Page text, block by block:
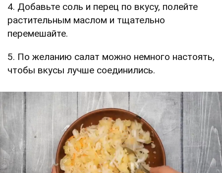
4. Добавьте соль и перец по вкусу, полейте
растительным маслом и тщательно
перемешайте.
5. По желанию салат можно немного настоять,
чтобы вкусы лучше соединились.